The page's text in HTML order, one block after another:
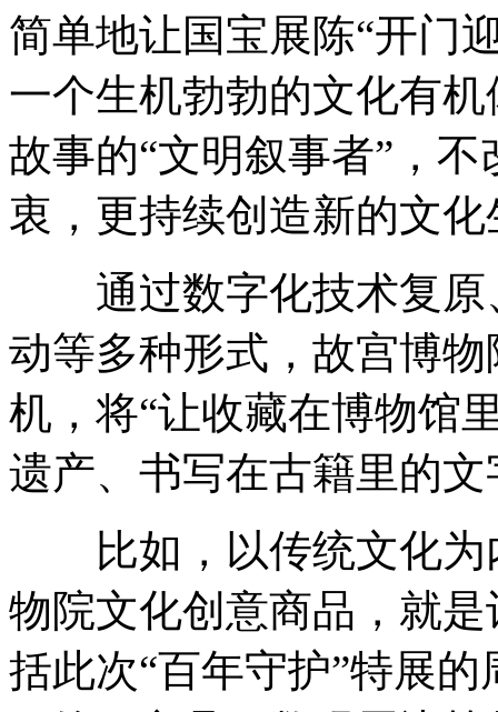
简单地让国宝展陈“开门
一个生机勃勃的文化有
故事的“文明叙事者”，
衷，更持续创造新的文
通过数字化技术复原
动等多种形式，故宫博
机，将“让收藏在博物馆
遗产、书写在古籍里的
比如，以传统文化为
物院文化创意商品，就
括此次“百年守护”特展